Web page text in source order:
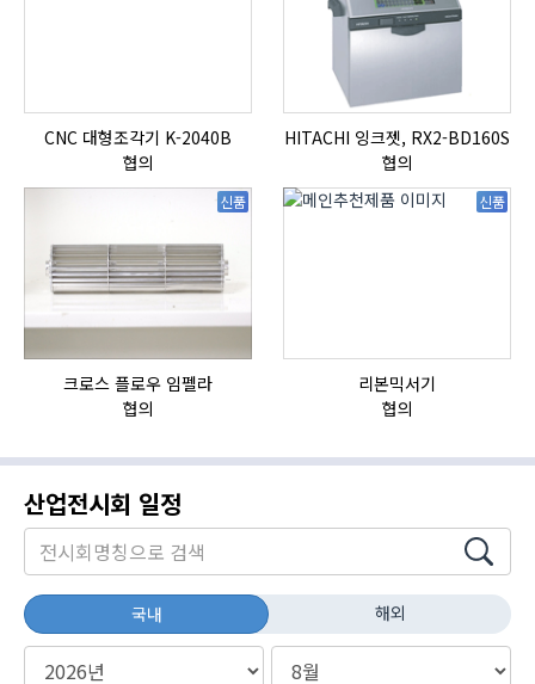
CNC 대형조각기 K-2040B
협의
HITACHI 잉크젯, RX2-BD160S
협의
신품
크로스 플로우 임펠라
협의
신품
리본믹서기
협의
산업전시회 일정
국내 해외